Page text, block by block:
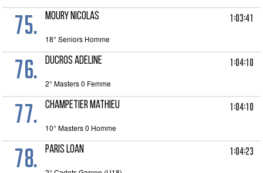
75. MOURY Nicolas 1:03:41
18° Seniors Homme
76. DUCROS Adeline 1:04:10
2° Masters 0 Femme
77. CHAMPETIER Mathieu 1:04:10
10° Masters 0 Homme
78. PARIS Loan 1:04:23